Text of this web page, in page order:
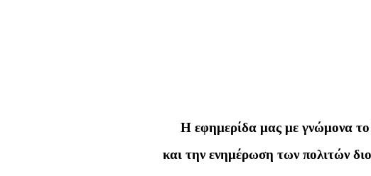
Η εφημερίδα μας με γνώμονα
και την ενημέρωση των πολιτών